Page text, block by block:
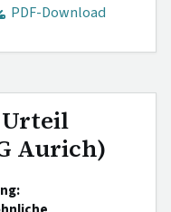
PDF-Download
Urteil
Aurich)